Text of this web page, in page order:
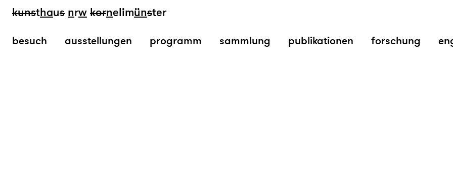
kunsthaus nrw kornelimünster
besuch ausstellungen programm sammlung publikationen forschung